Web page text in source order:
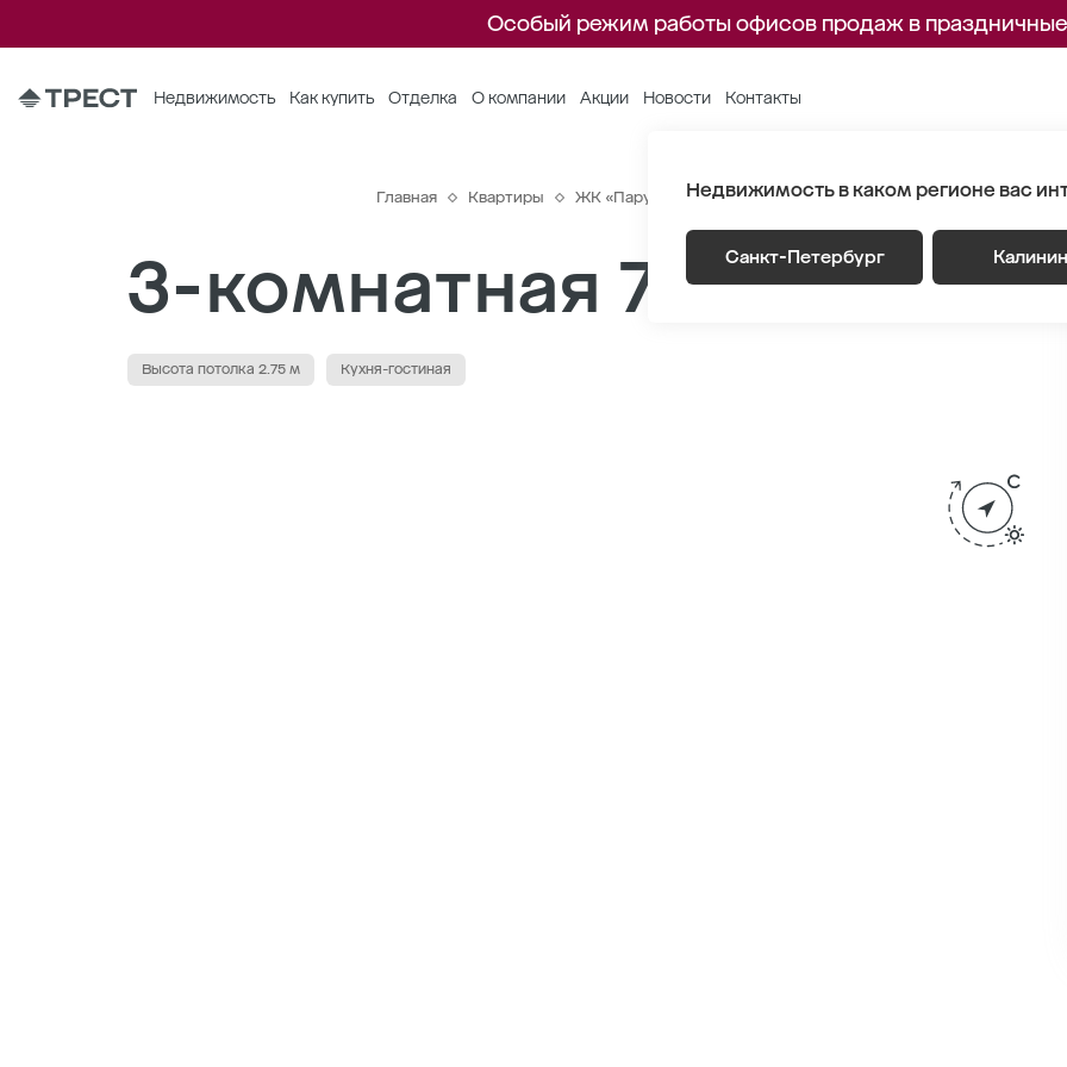
Особый режим работы офисов продаж в
Недвижимость Как купить Отделка О компании Акции Новости Контакты
Недвижимость в каком регионе вас
Санкт-Петербург
Главная Квартиры ЖК «Парусная 1» Генплан Корпус 4.1 Этаж 9 Секция 1
3-комнатная 70.7 м2
Высота потолка 2.75 м Кухня-гостиная